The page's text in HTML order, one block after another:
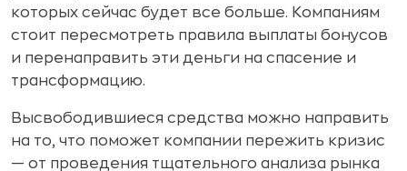
которых сейчас будет все больше. Компаниям
стоит пересмотреть правила выплаты бонусов
и перенаправить эти деньги на спасение и
трансформацию.
Высвободившиеся средства можно направить
на то, что поможет компании пережить кризис
— от проведения тщательного анализа рынка